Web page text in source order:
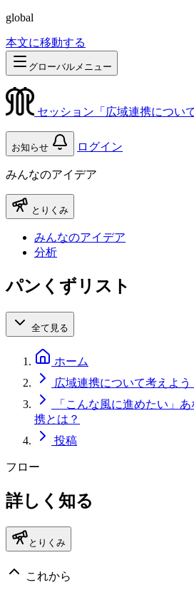
global
本文に移動する
グローバルメニュー
セッション「広域連携につい
お知らせ ログイン
みんなのアイデア
とりくみ
みんなのアイデア
分析
パンくずリスト
全て見る
ホーム
広域連携について考えよう
「こんな風に進めたい」
携とは？
投稿
フロー
詳しく知る
とりくみ
これから